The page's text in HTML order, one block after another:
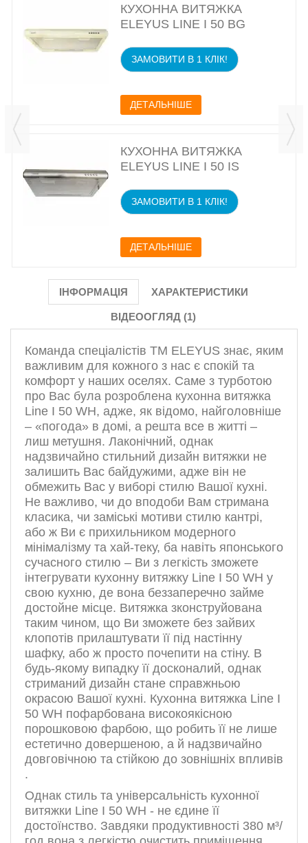
КУХОННА ВИТЯЖКА
ELEYUS LINE I 50 BG
ЗАМОВИТИ В 1 КЛІК!
ДЕТАЛЬНІШЕ
КУХОННА ВИТЯЖКА
ELEYUS LINE I 50 IS
ЗАМОВИТИ В 1 КЛІК!
ДЕТАЛЬНІШЕ
ІНФОРМАЦІЯ ХАРАКТЕРИСТИКИ
ВІДЕООГЛЯД (1)
Команда спеціалістів ТМ ELEYUS знає, яким
важливим для кожного з нас є спокій та
комфорт у наших оселях. Саме з турботою
про Вас була розроблена кухонна витяжка
Line I 50 WH, адже, як відомо, найголовніше
– «погода» в домі, а решта все в житті –
лиш метушня. Лаконічний, однак
надзвичайно стильний дизайн витяжки не
залишить Вас байдужими, адже він не
обмежить Вас у виборі стилю Вашої кухні.
Не важливо, чи до вподоби Вам стримана
класика, чи заміські мотиви стилю кантрі,
або ж Ви є прихильником модерного
мінімалізму та хай-теку, ба навіть японського
сучасного стилю – Ви з легкість зможете
інтегрувати кухонну витяжку Line I 50 WH у
свою кухню, де вона беззаперечно займе
достойне місце. Витяжка зконструйована
таким чином, що Ви зможете без зайвих
клопотів прилаштувати її під настінну
шафку, або ж просто почепити на стіну. В
будь-якому випадку її досконалий, однак
стриманий дизайн стане справжньою
окрасою Вашої кухні. Кухонна витяжка Line I
50 WH пофарбована високоякісною
порошковою фарбою, що робить її не лише
естетично довершеною, а й надзвичайно
довговічною та стійкою до зовнішніх впливів
.
Однак стиль та універсальність кухонної
витяжки Line I 50 WH - не єдине її
достоїнство. Завдяки продуктивності 380 м³/